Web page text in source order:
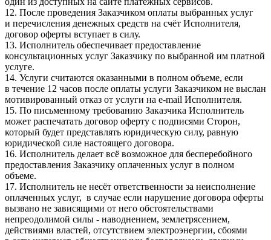
12. После проведения Заказчиком оплаты выбранных услуг
и перечисления денежных средств на счёт Исполнителя,
договор оферты вступает в силу.
13. Исполнитель обеспечивает предоставление
консультационных услуг Заказчику по выбранной им платной
услуге.
14. Услуги считаются оказанными в полном объеме, если
в течение 12 часов после оплаты услуги Заказчиком не выслан
мотивированный отказ от услуги на e-mail Исполнителя.
15. По письменному требованию Заказчика Исполнитель
может распечатать договор оферту с подписями Сторон,
который будет представлять юридическую силу, равную
юридической силе настоящего договора.
16. Исполнитель делает всё возможное для бесперебойного
предоставления Заказчику оплаченных услуг в полном
объеме.
17. Исполнитель не несёт ответственности за неисполнение
оплаченных услуг, в случае если нарушение договора оферты
вызвано не зависящими от него обстоятельствами
непреодолимой силы - наводнением, землетрясением,
действиями властей, отсутствием электроэнергии, сбоями